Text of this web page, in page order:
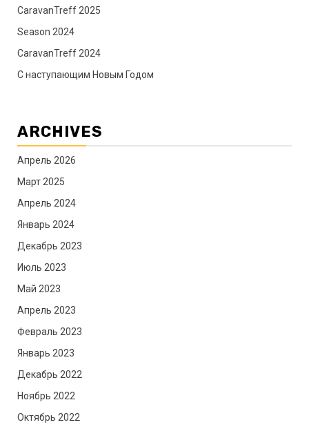
CaravanTreff 2025
Season 2024
CaravanTreff 2024
C наступающим Новым Годом
ARCHIVES
Апрель 2026
Март 2025
Апрель 2024
Январь 2024
Декабрь 2023
Июль 2023
Май 2023
Апрель 2023
Февраль 2023
Январь 2023
Декабрь 2022
Ноябрь 2022
Октябрь 2022